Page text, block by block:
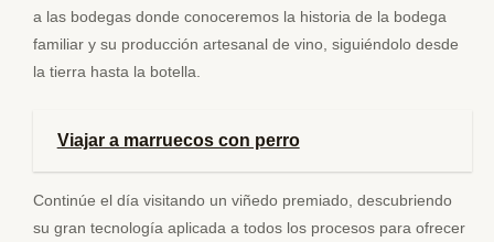
a las bodegas donde conoceremos la historia de la bodega
familiar y su producción artesanal de vino, siguiéndolo desde
la tierra hasta la botella.
Viajar a marruecos con perro
Continúe el día visitando un viñedo premiado, descubriendo
su gran tecnología aplicada a todos los procesos para ofrecer